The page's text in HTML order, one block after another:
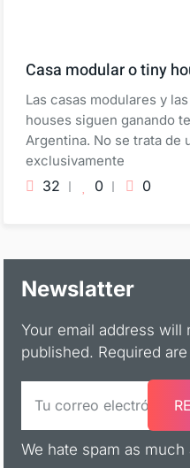
Casa modular o tiny
Las casas modulares y
houses siguen ganando
Argentina. No se trata de
exclusivamente
32 0 0
Newslatter
Your email address will
published. Required
We hate spam as much